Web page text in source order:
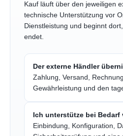
Kauf läuft über den jeweiligen
technische Unterstützung vor
Dienstleistung und beginnt
endet.
Der externe Händler
Zahlung, Versand,
Gewährleistung und den
Ich unterstütze bei Bedarf
Einbindung, Konfiguration,